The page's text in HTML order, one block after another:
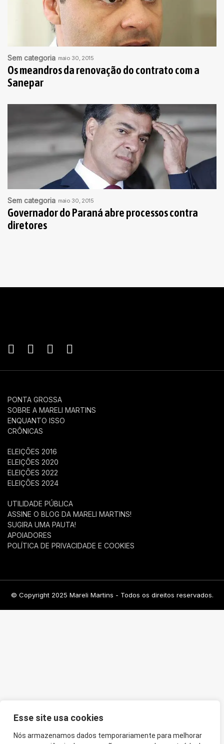
Esse site usa cookies
Nós armazenamos dados temporariamente para melhorar
Sem categoria maio 30, 2015
Os meandros da renovação do contrato com a
Sanepar
Sem categoria maio 30, 2015
Governador do Paraná abre processos contra
diretores
PONTA GROSSA
SOBRE A MARELI MARTINS
ENQUANTO ISSO
CRÔNICAS
ELEIÇÕES 2016
ELEIÇÕES 2020
ELEIÇÕES 2022
ELEIÇÕES 2024
UTILIDADE PÚBLICA
ASSINE O BLOG DA MARELI MARTINS!
SUGIRA UMA PAUTA!
APOIADORES
POLÍTICA DE PRIVACIDADE E COOKIES
© Copyright 2025 Mareli Martins - Todos os direitos reservados.